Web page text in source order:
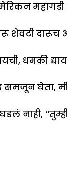
शेवटी
धमकी
समजून घेता,
नाही,